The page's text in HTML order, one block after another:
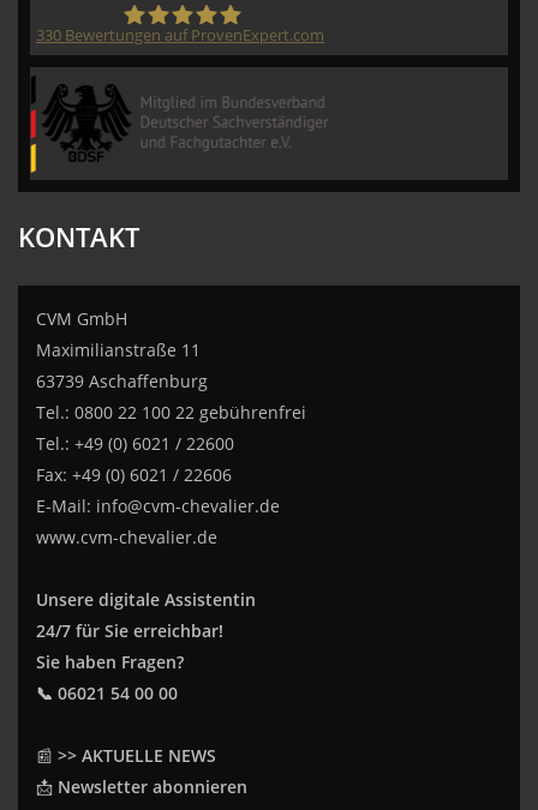
330 Bewertungen auf ProvenExpert.com
KONTAKT
CVM GmbH
Maximilianstraße 11
63739 Aschaffenburg
Tel.: 0800 22 100 22 gebührenfrei
Tel.: +49 (0) 6021 / 22600
Fax: +49 (0) 6021 / 22606
E-Mail: info@cvm-chevalier.de
www.cvm-chevalier.de
Unsere digitale Assistentin
24/7 für Sie erreichbar!
Sie haben Fragen?
📞 06021 54 00 00
📰 >> AKTUELLE NEWS
📩 Newsletter abonnieren